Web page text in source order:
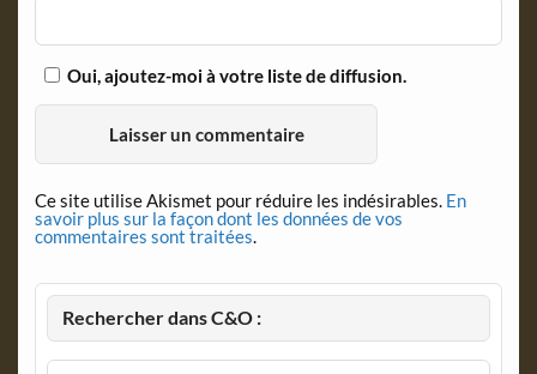
Oui, ajoutez-moi à votre liste de diffusion.
Ce site utilise Akismet pour réduire les indésirables. En
savoir plus sur la façon dont les données de vos
commentaires sont traitées.
Rechercher dans C&O :